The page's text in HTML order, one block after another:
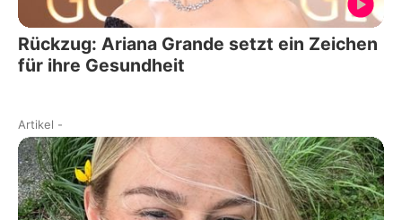
Rückzug: Ariana Grande setzt ein Zeichen
für ihre Gesundheit
Artikel -